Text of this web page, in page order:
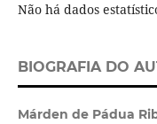
Não há dados
BIOGRAFIA DO
Márden de Pádua